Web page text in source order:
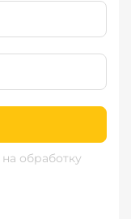
на обработку